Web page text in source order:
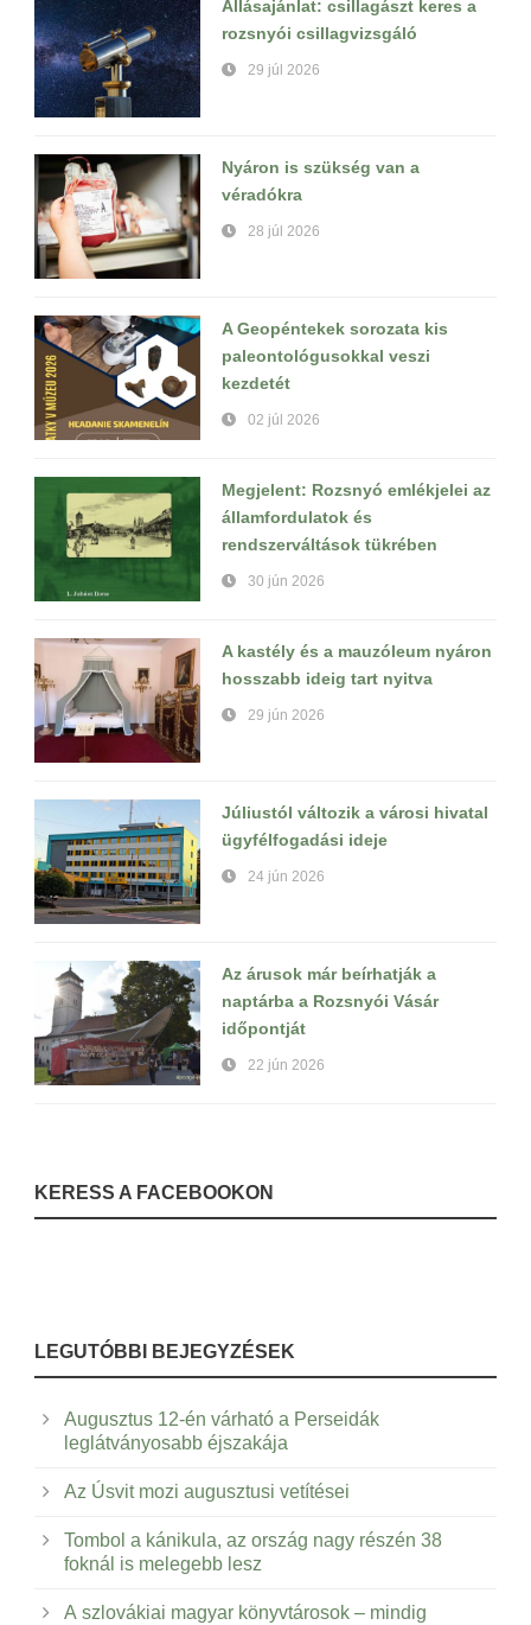
Állásajánlat: csillagászt keres a
rozsnyói csillagvizsgáló
29 júl 2026
Nyáron is szükség van a
véradókra
28 júl 2026
A Geopéntekek sorozata kis
paleontológusokkal veszi
kezdetét
02 júl 2026
Megjelent: Rozsnyó emlékjelei az
államfordulatok és
rendszerváltások tükrében
30 jún 2026
A kastély és a mauzóleum nyáron
hosszabb ideig tart nyitva
29 jún 2026
Júliustól változik a városi hivatal
ügyfélfogadási ideje
24 jún 2026
Az árusok már beírhatják a
naptárba a Rozsnyói Vásár
időpontját
22 jún 2026
KERESS A FACEBOOKON
LEGUTÓBBI BEJEGYZÉSEK
Augusztus 12-én várható a Perseidák
leglátványosabb éjszakája
Az Úsvit mozi augusztusi vetítései
Tombol a kánikula, az ország nagy részén 38
foknál is melegebb lesz
A szlovákiai magyar könyvtárosok – mindig